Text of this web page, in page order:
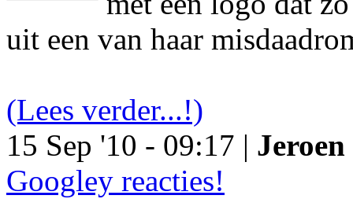
uit een van haar
(Lees verder...!)
15 Sep '10 - 09:17 |
Googley reacties!